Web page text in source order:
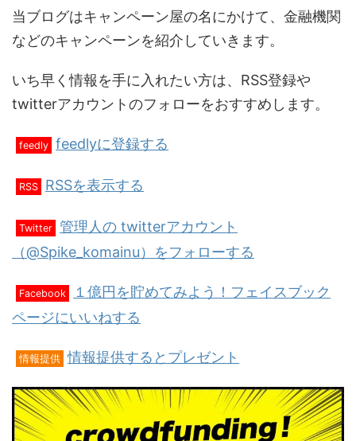
当ブログはキャンペーン屋の名にかけて、金融機関
などのキャンペーンを紹介していきます。
いち早く情報を手に入れたい方は、RSS登録や
twitterアカウントのフォローをおすすめします。
feedly feedlyに登録する
RSS RSSを表示する
Twitter 管理人の twitterアカウント
（@Spike_komainu）をフォローする
Facebook
１億円を貯めてみよう！フェイスブック
ページにいいねする
情報提供 情報提供するとプレゼント